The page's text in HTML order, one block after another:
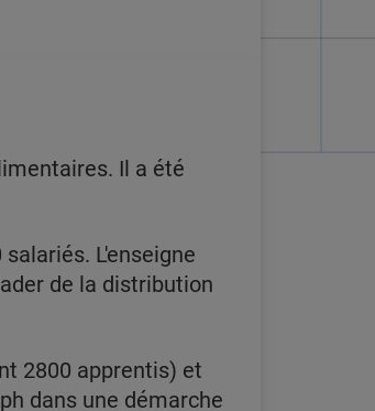
Il a été
L'enseigne
de la distribution
2800 apprentis) et
dans une démarche